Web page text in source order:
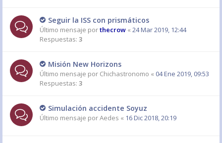
Seguir la ISS con prismáticos
Último mensaje porthecrow « 24 Mar 2019, 12:44
Respuestas: 3
Misión New Horizons
Último mensaje por Chichastronomo « 04 Ene 2019, 09:53
Respuestas: 3
Simulación accidente Soyuz
Último mensaje porAedes « 16 Dic 2018, 20:19